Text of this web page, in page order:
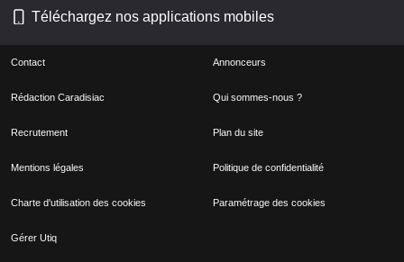
Téléchargez nos applications mobiles
Contact Annonceurs
Rédaction Caradisiac Qui sommes-nous ?
Recrutement Plan du site
Mentions légales Politique de confidentialité
Charte d'utilisation des cookies Paramétrage des cookies
Gérer Utiq